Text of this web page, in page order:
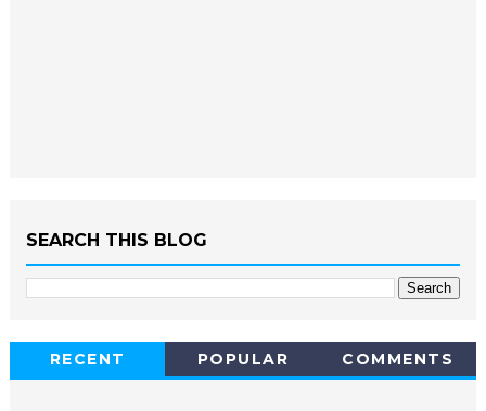
SEARCH THIS BLOG
RECENT POPULAR COMMENTS